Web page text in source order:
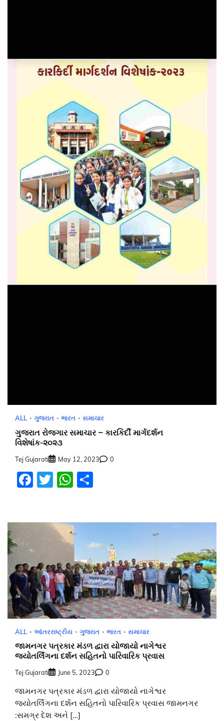
ALL ગુજરાત ભારત સમાચાર
ગુજરાત રોજગાર સમાચાર – કારકિર્દી માર્ગદર્શન
વિશેષાંક-૨૦૨૩
Tej Gujarati May 12, 2023 0
Facebook
TwitterWhatsApp
ALL આંતરરાષ્ટ્રીય ગુજરાત ભારત સમાચાર
જામનગર પત્રકાર મંડળ દ્વારા યોજાયો નાગેશ્વર
જ્યોતર્લિંગના દર્શન સહિતનો પારિવારિક પ્રવાસ
Tej Gujarati June 5, 2023 0
જામનગર પત્રકાર મંડળ દ્વારા યોજાયો નાગેશ્વર
જ્યોતર્લિંગના દર્શન સહિતનો પારિવારિક પ્રવાસ જામનગર
:સમગ્ર દેશ અને […]